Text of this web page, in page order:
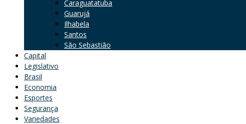
Caraguatatuba
Guarujá
Ilhabela
Santos
São Sebastião
Capital
Legislativo
Brasil
Economia
Esportes
Segurança
Variedades